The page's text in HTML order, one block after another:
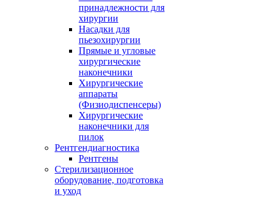
принадлежности для
хирургии
Насадки для
пьезохирургии
Прямые и угловые
хирургические
наконечники
Хирургические
аппараты
(Физиодиспенсеры)
Хирургические
наконечники для
пилок
Рентгендиагностика
Рентгены
Стерилизационное
оборудование, подготовка
и уход